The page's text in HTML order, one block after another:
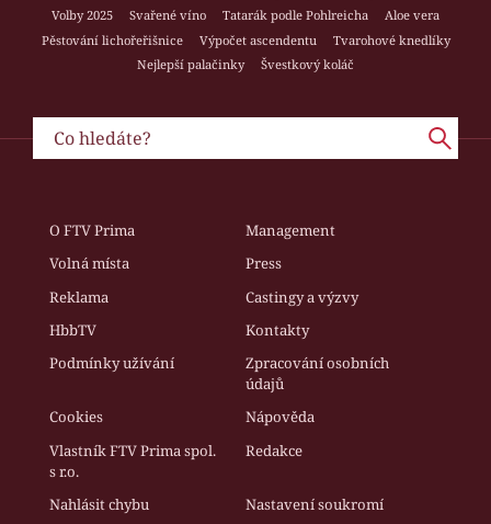
Volby 2025
Svařené víno Tatarák podle Pohlreicha
Aloe vera
Pěstování lichořeřišnice
Výpočet ascendentu
Tvarohové knedlíky
Nejlepší palačinky
Švestkový koláč
O FTV Prima
Management
Volná místa
Press
Reklama
Castingy a výzvy
HbbTV
Kontakty
Podmínky užívání
Zpracování osobních
údajů
Cookies
Nápověda
Vlastník FTV Prima spol.
s r.o.
Redakce
Nahlásit chybu Nastavení soukromí